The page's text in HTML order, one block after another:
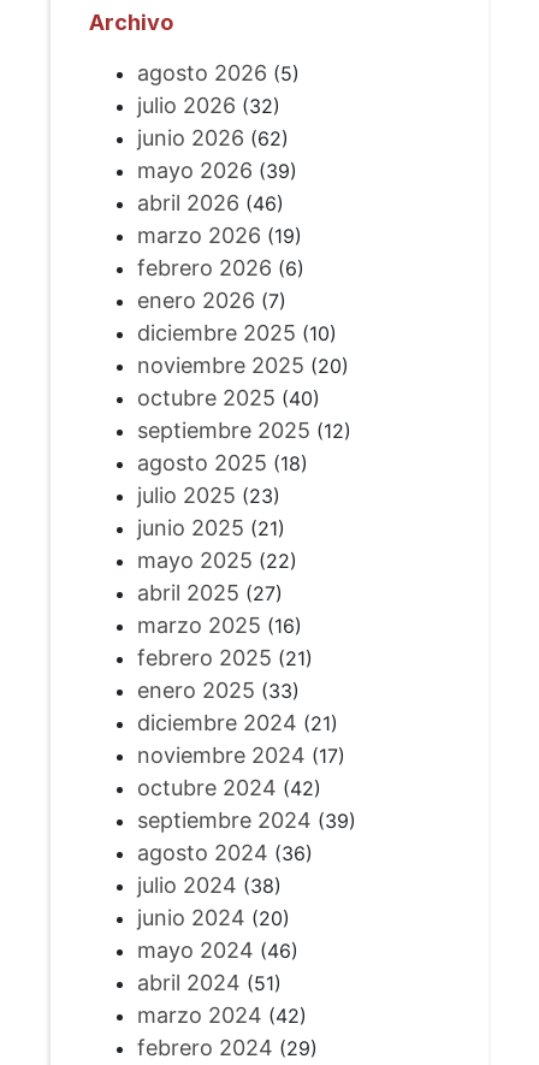
Archivo
agosto 2026 (5)
julio 2026 (32)
junio 2026 (62)
mayo 2026 (39)
abril 2026 (46)
marzo 2026 (19)
febrero 2026 (6)
enero 2026 (7)
diciembre 2025 (10)
noviembre 2025 (20)
octubre 2025 (40)
septiembre 2025 (12)
agosto 2025 (18)
julio 2025 (23)
junio 2025 (21)
mayo 2025 (22)
abril 2025 (27)
marzo 2025 (16)
febrero 2025 (21)
enero 2025 (33)
diciembre 2024 (21)
noviembre 2024 (17)
octubre 2024 (42)
septiembre 2024 (39)
agosto 2024 (36)
julio 2024 (38)
junio 2024 (20)
mayo 2024 (46)
abril 2024 (51)
marzo 2024 (42)
febrero 2024 (29)